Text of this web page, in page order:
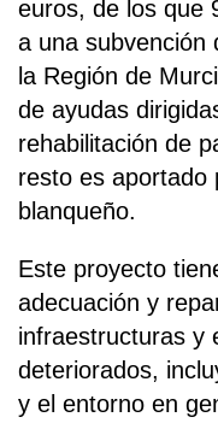
euros, de los que
a una subvención
la Región de
de ayudas
rehabilitación de
resto es aportado
blanqueño.
Este proyecto
adecuación y
infraestructuras y
deteriorados,
y el entorno en